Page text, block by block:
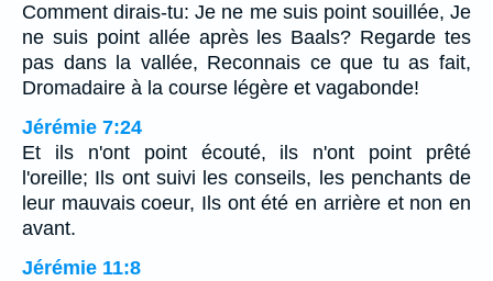
Comment dirais-tu: Je ne me suis point souillée, Je
ne suis point allée après les Baals? Regarde tes
pas dans la vallée, Reconnais ce que tu as fait,
Dromadaire à la course légère et vagabonde!
Jérémie 7:24
Et ils n'ont point écouté, ils n'ont point prêté
l'oreille; Ils ont suivi les conseils, les penchants de
leur mauvais coeur, Ils ont été en arrière et non en
avant.
Jérémie 11:8